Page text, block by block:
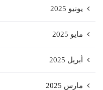
يونيو 2025
مايو 2025
أبريل 2025
مارس 2025